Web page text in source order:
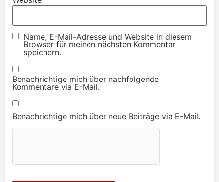
Name, E-Mail-Adresse und Website in diesem
Browser für meinen nächsten Kommentar
speichern.
Benachrichtige mich über nachfolgende
Kommentare via E-Mail.
Benachrichtige mich über neue Beiträge via E-Mail.